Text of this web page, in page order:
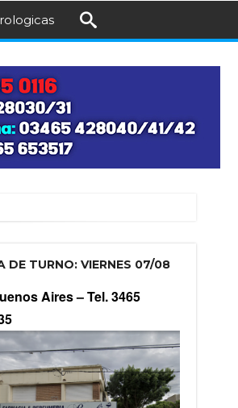
DE TURNO: VIERNES 07/08
Aires –Tel. 3465